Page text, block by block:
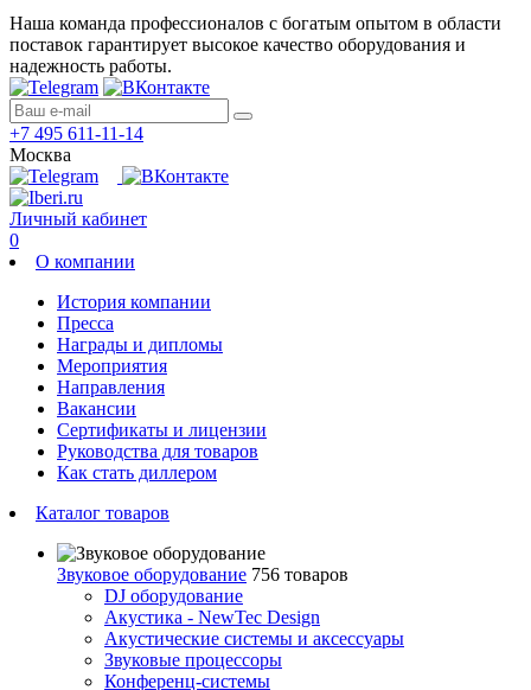
Наша команда профессионалов с богатым опытом в области
поставок гарантирует высокое качество оборудования и
надежность работы.
+7 495 611-11-14
Москва
Личный кабинет
0
О компании
История компании
Пресса
Награды и дипломы
Мероприятия
Направления
Вакансии
Сертификаты и лицензии
Руководства для товаров
Как стать диллером
Каталог товаров
Звуковое оборудование 756 товаров
DJ оборудование
Акустика - NewTec Design
Акустические системы и аксессуары
Звуковые процессоры
Конференц-системы